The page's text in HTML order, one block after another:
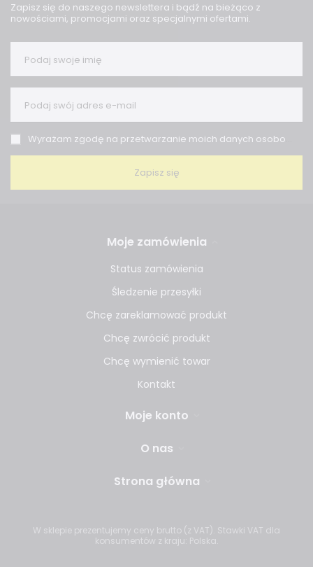
Zapisz się do naszego newslettera i bądź na bieżąco z
nowościami, promocjami oraz specjalnymi ofertami.
Podaj swoje imię
Podaj swój adres e-mail
Wyrażam zgodę na przetwarzanie moich danych osobowych (adres e-mail) na potrzeby wysyłki newslettera z informacją handlową (marketing). Więcej w
Zapisz się
Moje zamówienia
Status zamówienia
Śledzenie przesyłki
Chcę zareklamować produkt
Chcę zwrócić produkt
Chcę wymienić towar
Kontakt
Moje konto
O nas
Strona główna
W sklepie prezentujemy ceny brutto (z VAT). Stawki VAT dla
konsumentów z kraju: Polska